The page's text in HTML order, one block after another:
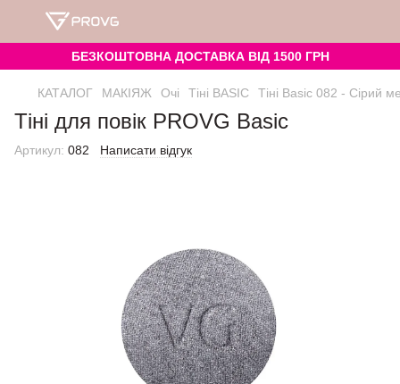
БЕЗКОШТОВНА ДОСТАВКА ВІД 1500 ГРН
КАТАЛОГ МАКІЯЖ Очі Тіні BASIC Тіні Basic 082 - Сірий
Тіні для повік PROVG Basic
Артикул: 082 Написати відгук